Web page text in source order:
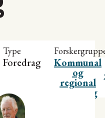
Type
Foredrag Kommunal
og
regional
utvikling